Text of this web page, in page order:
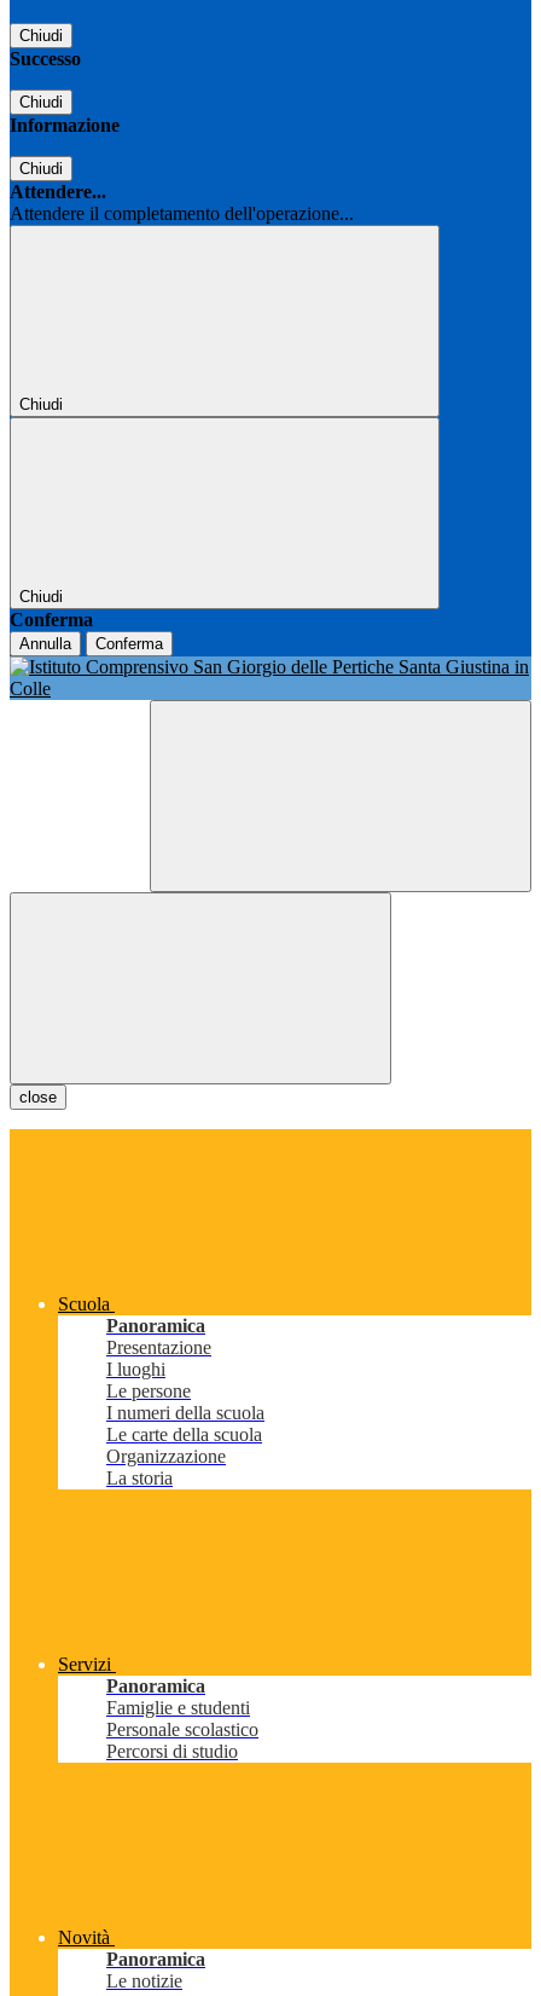
Chiudi
Successo
Chiudi
Informazione
Chiudi
Attendere...
Attendere il completamento dell'operazione...
Chiudi
Chiudi
Conferma
Annulla Conferma
close
Scuola
Panoramica
Presentazione
I luoghi
Le persone
I numeri della scuola
Le carte della scuola
Organizzazione
La storia
Servizi
Panoramica
Famiglie e studenti
Personale scolastico
Percorsi di studio
Novità
Panoramica
Le notizie